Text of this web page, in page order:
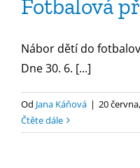
Fotbalová
Nábor dětí do
Dne 30. 6. [...]
Od Jana Káňová | 20
Čtěte dále